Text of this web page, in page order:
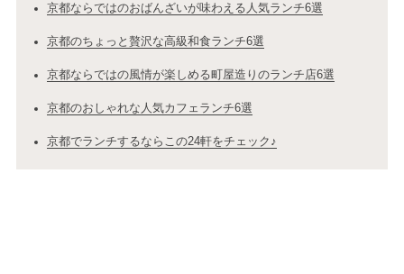
京都ならではのおばんざいが味わえる人気ランチ6選
京都のちょっと贅沢な高級和食ランチ6選
京都ならではの風情が楽しめる町屋造りのランチ店6選
京都のおしゃれな人気カフェランチ6選
京都でランチするならこの24軒をチェック♪